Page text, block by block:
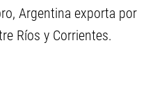
Argentina exporta por
Ríos y Corrientes.